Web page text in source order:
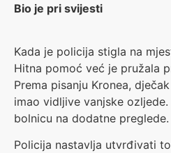
Bio je pri svijesti
Kada je policija stigla na
Hitna pomoć već je pružala
Prema pisanju Kronea,
imao vidljive vanjske
bolnicu na dodatne preglede.
Policija nastavlja utvrđivati